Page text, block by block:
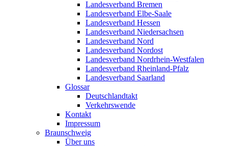
Landesverband Bremen
Landesverband Elbe-Saale
Landesverband Hessen
Landesverband Niedersachsen
Landesverband Nord
Landesverband Nordost
Landesverband Nordrhein-Westfalen
Landesverband Rheinland-Pfalz
Landesverband Saarland
Glossar
Deutschlandtakt
Verkehrswende
Kontakt
Impressum
Braunschweig
Über uns